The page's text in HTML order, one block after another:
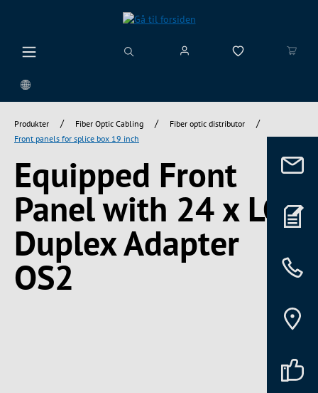
Produkter / Fiber Optic Cabling / Fiber optic distributor /
Front panels for splice box 19 inch
Equipped Front
Panel with 24 x LC
Duplex Adapter
OS2